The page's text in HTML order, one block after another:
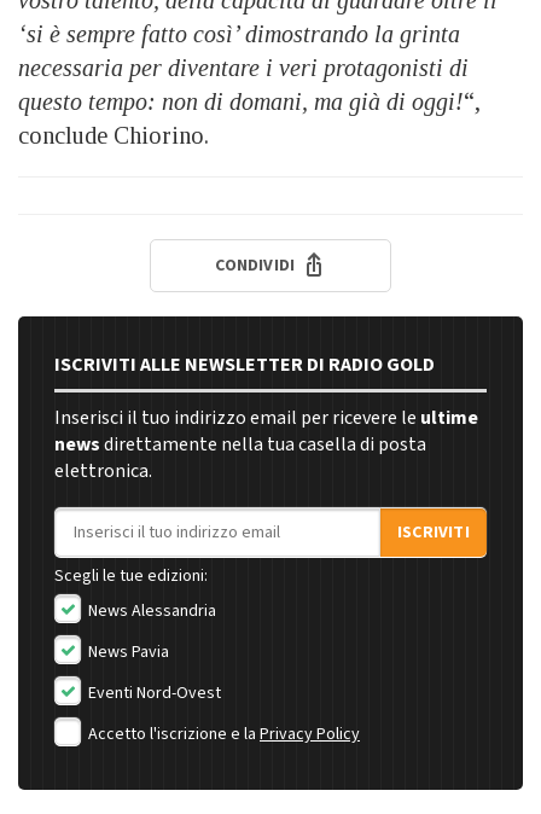
‘si è sempre fatto così’ dimostrando la grinta
necessaria per diventare i veri protagonisti di
questo tempo: non di domani, ma già di oggi!“,
conclude Chiorino.
CONDIVIDI
ISCRIVITI ALLE NEWSLETTER DI RADIO GOLD
Inserisci il tuo indirizzo email per ricevere le ultime
newsdirettamente nella tua casella di posta
elettronica.
Indirizzo email
ISCRIVITI
Scegli le tue edizioni:
News Alessandria
News Pavia
Eventi Nord-Ovest
Accetto l'iscrizione e la Privacy Policy